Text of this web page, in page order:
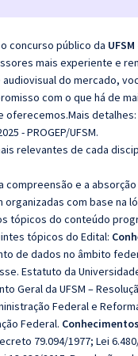
concurso público da
mais experiente e
do mercado,
com o que há de
oferecemos.Mais detalhes:
- PROGEP/UFSM.
relevantes de cada
compreensão e a
com base na
tópicos do conteúdo
tópicos do Edital:
de dados no âmbito
Estatuto da Universidade
Geral da UFSM –
Federal e
Federal.
79.094/1977; Lei